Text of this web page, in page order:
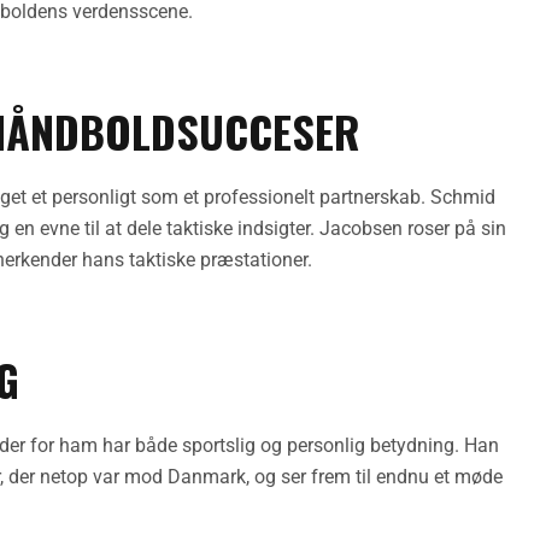
verdensscene.
et personligt som et professionelt partnerskab. Schmid
evne til at dele taktiske indsigter. Jacobsen roser på sin
hans taktiske præstationer.
for ham har både sportslig og personlig betydning. Han
netop var mod Danmark, og ser frem til endnu et møde